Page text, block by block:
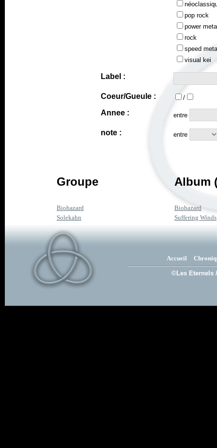
pop rock
power
rock
speed
visual kei
Label :
Coeur/Gueule : /
Annee : entre
note : entre
Groupe Album
Biohazard
Biohazard
Solekahn
Suffering Winds
Accueil
©Les Eternels